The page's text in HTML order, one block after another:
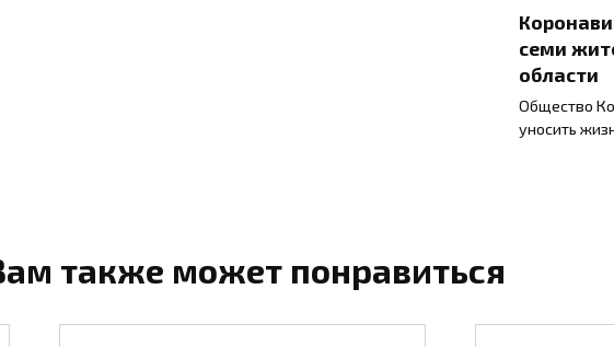
семи
области
Общество
уносить
также может понравиться